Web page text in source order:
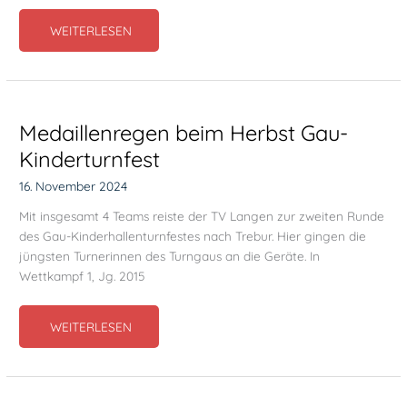
GELUNGENER
IN
WETTKAMPFSAISON
WEITERLESEN
Medaillenregen beim Herbst Gau-
Kinderturnfest
16. November 2024
Mit insgesamt 4 Teams reiste der TV Langen zur zweiten Runde
des Gau-Kinderhallenturnfestes nach Trebur. Hier gingen die
jüngsten Turnerinnen des Turngaus an die Geräte. In
Wettkampf 1, Jg. 2015
MEDAILLENREGEN
HERBST
KINDERTURNFEST
WEITERLESEN